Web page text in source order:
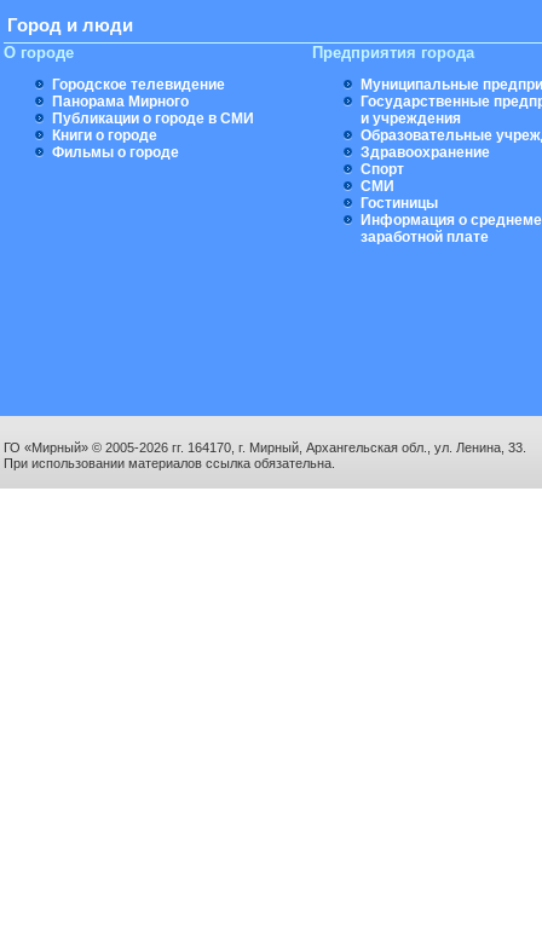
Город и люди
О городе
Городское телевидение
Панорама Мирного
Публикации о городе в СМИ
Книги о городе
Фильмы о городе
Предприятия города
Муниципальные
Государственные
и учреждения
Образовательные
Здравоохранение
Спорт
СМИ
Гостиницы
Информация о
заработной плате
ГО «Мирный» © 2005-2026 гг. 164170, г. Мирный, Архангельская обл., ул. Ленина, 33.
При использовании материалов ссылка обязательна.